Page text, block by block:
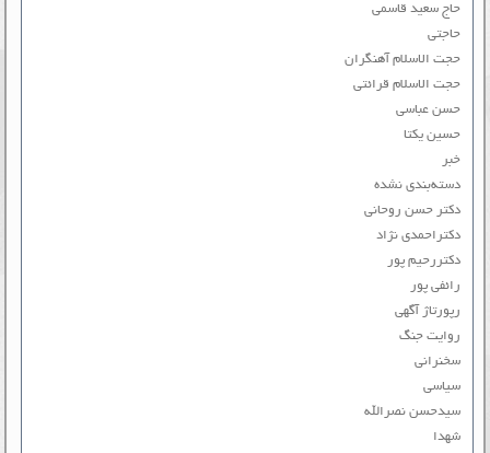
حاج سعید قاسمی
حاجتی
حجت الاسلام آهنگران
حجت الاسلام قرائتی
حسن عباسی
حسین یکتا
خبر
دسته‌بندی نشده
دکتر حسن روحانی
دکتراحمدی نژاد
دکتررحیم پور
رائفی پور
رپورتاژ آگهی
روایت جنگ
سخنرانی
سیاسی
سیدحسن نصرالله
شهدا